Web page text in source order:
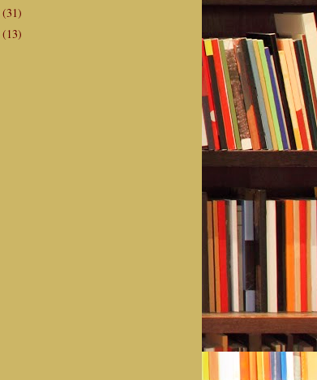
(31)
(13)